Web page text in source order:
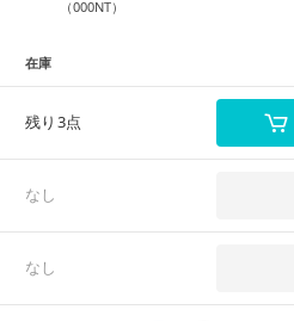
（000NT）
在庫
残り3点
なし
なし